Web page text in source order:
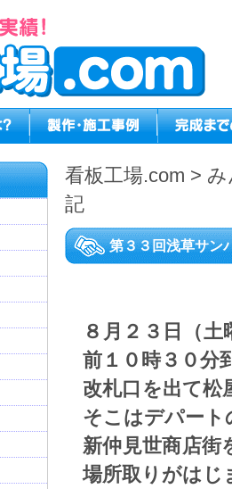
看板工場.com >
記
第３３回浅草サン
８月２３日（
前１０時３０分
改札口を出て松
そこはデパート
新仲見世商店街
場所取りがはじ